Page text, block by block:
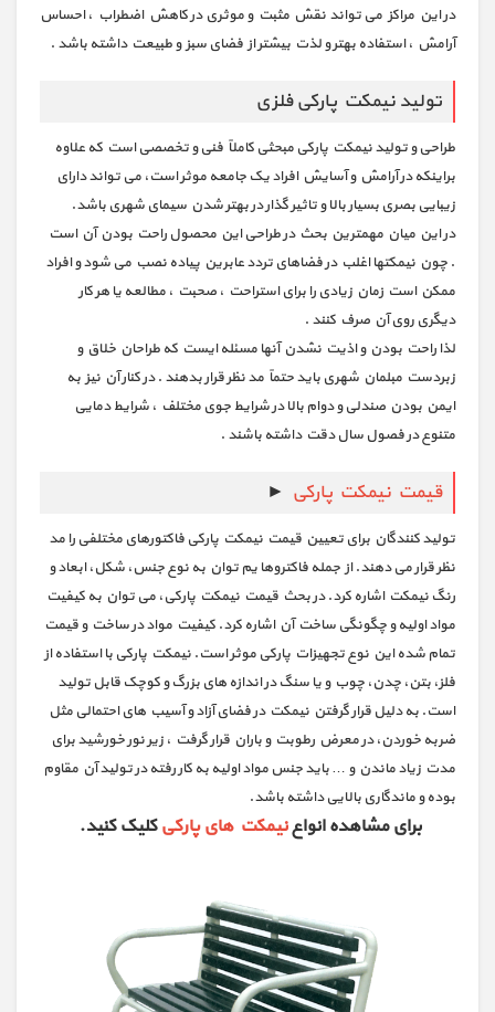
در این مراکز می تواند نقش مثبت و موثری در کاهش اضطراب ، احساس
آرامش ، استفاده بهتر و لذت بیشتر از فضای سبز و طبیعت داشته باشد .
تولید نیمکت پارکی فلزی
طراحی و تولید نیمکت پارکی مبحثی کاملاً فنی و تخصصی است که علاوه
براینکه در آرامش و آسایش افراد یک جامعه موثر است، می تواند دارای
زیبایی بصری بسیار بالا و تاثیر گذار در بهتر شدن سیمای شهری باشد.
در این میان مهمترین بحث در طراحی این محصول راحت بودن آن است
. چون نیمکتها اغلب در فضاهای تردد عابرین پیاده نصب می شود و افراد
ممکن است زمان زیادی را برای استراحت ، صحبت ، مطالعه یا هر کار
دیگری روی آن صرف کنند .
لذا راحت بودن و اذیت نشدن آنها مسئله ایست که طراحان خلاق و
زبردست مبلمان شهری باید حتماً مد نظر قرار بدهند . در کنار آن نیز به
ایمن بودن صندلی و دوام بالا در شرایط جوی مختلف ، شرایط دمایی
متنوع در فصول سال دقت داشته باشند .
قیمت نیمکت پارکی ►
تولید کنندگان برای تعیین قیمت نیمکت پارکی فاکتورهای مختلفی را مد
نظر قرار می دهند. از جمله فاکتروها یم توان به نوع جنس، شکل، ابعاد و
رنگ نیمکت اشاره کرد. در بحث قیمت نیمکت پارکی، می توان به کیفیت
مواد اولیه و چگونگی ساخت آن اشاره کرد. کیفیت مواد در ساخت و قیمت
تمام شده این نوع تجهیزات پارکی موثر است. نیمکت پارکی با استفاده از
فلز، بتن، چدن، چوب و یا سنگ در اندازه های بزرگ و کوچک قابل تولید
است. به دلیل قرار گرفتن نیمکت در فضای آزاد و آسیب های احتمالی مثل
ضربه خوردن، در معرض رطوبت و باران قرار گرفت ، زیر نور خورشید برای
مدت زیاد ماندن و … باید جنس مواد اولیه به کار رفته در تولید آن مقاوم
بوده و ماندگاری بالایی داشته باشد.
برای مشاهده انواعنیمکت های پارکیکلیک کنید.